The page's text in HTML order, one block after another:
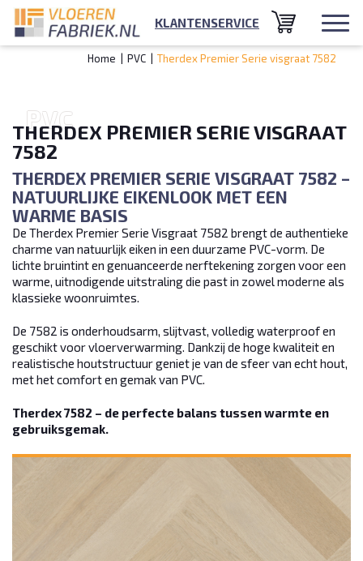
KLANTENSERVICE
Home | PVC | Therdex Premier Serie visgraat 7582
PVC
THERDEX PREMIER SERIE VISGRAAT
7582
THERDEX PREMIER SERIE VISGRAAT 7582 –
NATUURLIJKE EIKENLOOK MET EEN
WARME BASIS
De Therdex Premier Serie Visgraat 7582 brengt de authentieke
charme van natuurlijk eiken in een duurzame PVC-vorm. De
lichte bruintint en genuanceerde nerftekening zorgen voor een
warme, uitnodigende uitstraling die past in zowel moderne als
klassieke woonruimtes.
De 7582 is onderhoudsarm, slijtvast, volledig waterproof en
geschikt voor vloerverwarming. Dankzij de hoge kwaliteit en
realistische houtstructuur geniet je van de sfeer van echt hout,
met het comfort en gemak van PVC.
Therdex 7582 – de perfecte balans tussen warmte en
gebruiksgemak.